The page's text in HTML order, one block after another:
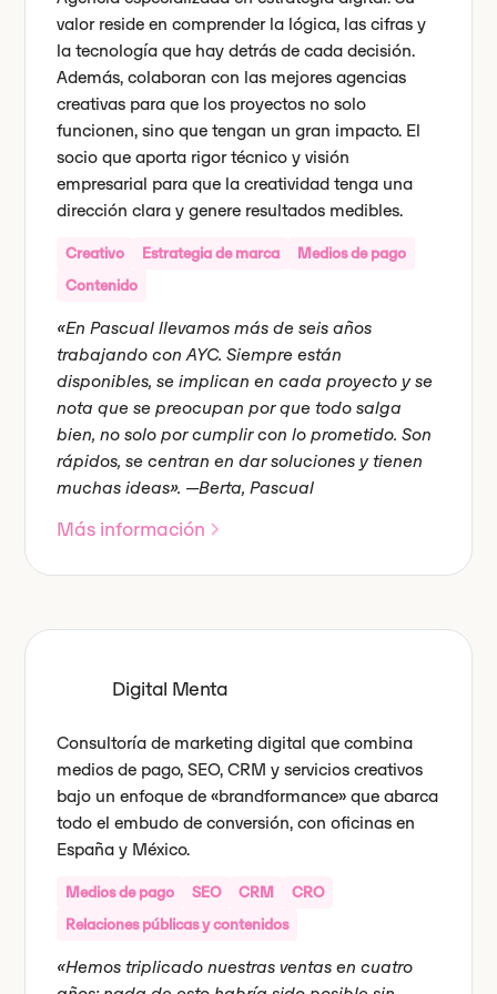
valor reside en comprender la lógica, las cifras y
la tecnología que hay detrás de cada decisión.
Además, colaboran con las mejores agencias
creativas para que los proyectos no solo
funcionen, sino que tengan un gran impacto. El
socio que aporta rigor técnico y visión
empresarial para que la creatividad tenga una
dirección clara y genere resultados medibles.
Creativo Estrategia de marca
Medios de pago
Contenido
«En Pascual llevamos más de seis años
trabajando con AYC. Siempre están
disponibles, se implican en cada proyecto y se
nota que se preocupan por que todo salga
bien, no solo por cumplir con lo prometido. Son
rápidos, se centran en dar soluciones y tienen
muchas ideas». —Berta, Pascual
Más información
Digital Menta
Consultoría de marketing digital que combina
medios de pago, SEO, CRM y servicios creativos
bajo un enfoque de «brandformance» que abarca
todo el embudo de conversión, con oficinas en
España y México.
Medios de pago SEO CRM
CRO
Relaciones públicas y contenidos
«Hemos triplicado nuestras ventas en cuatro